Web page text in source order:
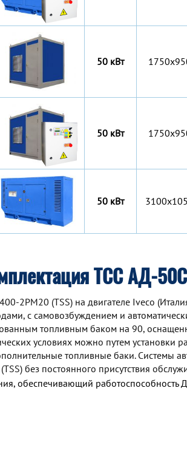
50 кВт
50 кВт
50 кВт
ТСС АД-
2РМ20 (TSS) на двигателе Iveco
с самовозбуждением и
топливным баком на 90,
условиях можно путем установки
топливные баки. Системы
без постоянного присутствия
обеспечивающий работоспособность